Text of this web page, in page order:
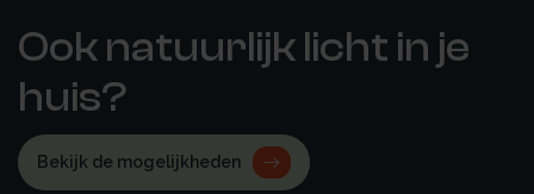
Ook natuurlijk licht in je
huis?
Bekijk de mogelijkheden